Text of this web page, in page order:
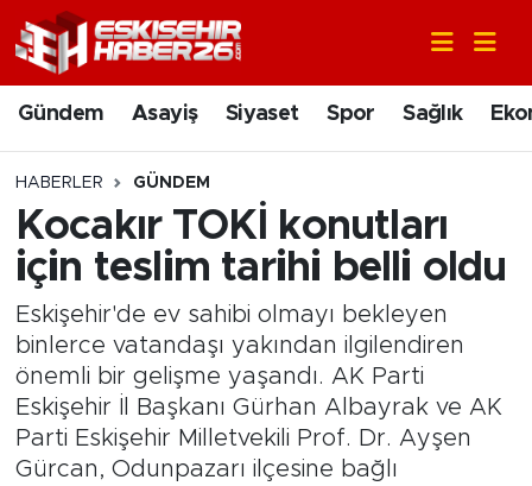
Gündem Asayiş Siyaset Spor Sağlık
HABERLER GÜNDEM
Kocakır TOKİ konutları
için teslim tarihi belli oldu
Eskişehir'de ev sahibi olmayı bekleyen
binlerce vatandaşı yakından ilgilendiren
önemli bir gelişme yaşandı. AK Parti
Eskişehir İl Başkanı Gürhan Albayrak ve AK
Parti Eskişehir Milletvekili Prof. Dr. Ayşen
Gürcan, Odunpazarı ilçesine bağlı
Gündem
Asayiş
Siyaset
Spor
Sağlık
Ekonomi
Eğitim
Nöbetçi Eczaneler
Hava Durumu
Trafik Durumu
Süper Lig Puan Durumu ve Fikstür
Tüm Manşetler
Son Dakika Haberleri
Haber Arşivi